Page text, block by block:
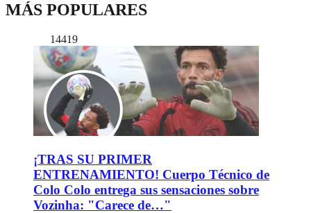
MÁS POPULARES
14419
¡TRAS SU PRIMER
ENTRENAMIENTO! Cuerpo Técnico de
Colo Colo entrega sus sensaciones sobre
Vozinha: "Carece de…"